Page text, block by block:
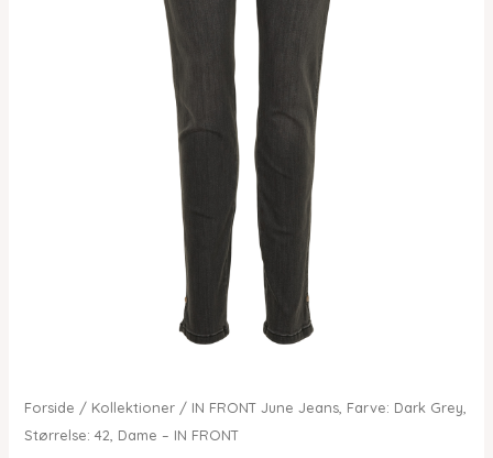
Forside / Kollektioner/ IN FRONT June Jeans, Farve: Dark Grey,
Størrelse: 42, Dame – IN FRONT